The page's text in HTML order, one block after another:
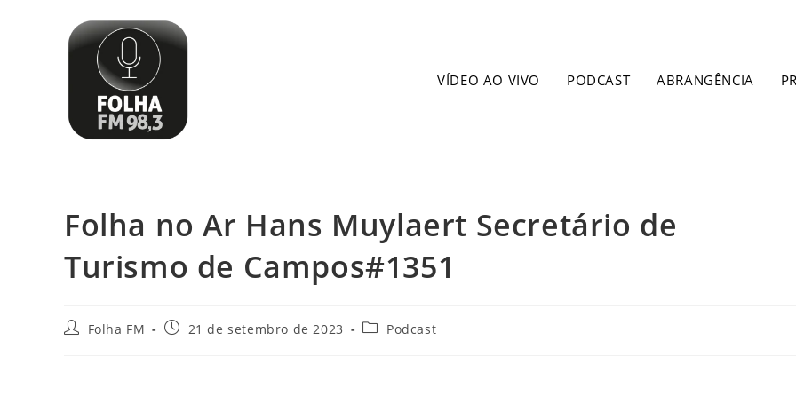
VÍDEO AO VIVO PODCAST ABRANGÊNCIA
Folha no Ar Hans Muylaert Secretário de
Turismo de Campos#1351
Folha FM 21 de setembro de 2023 Podcast